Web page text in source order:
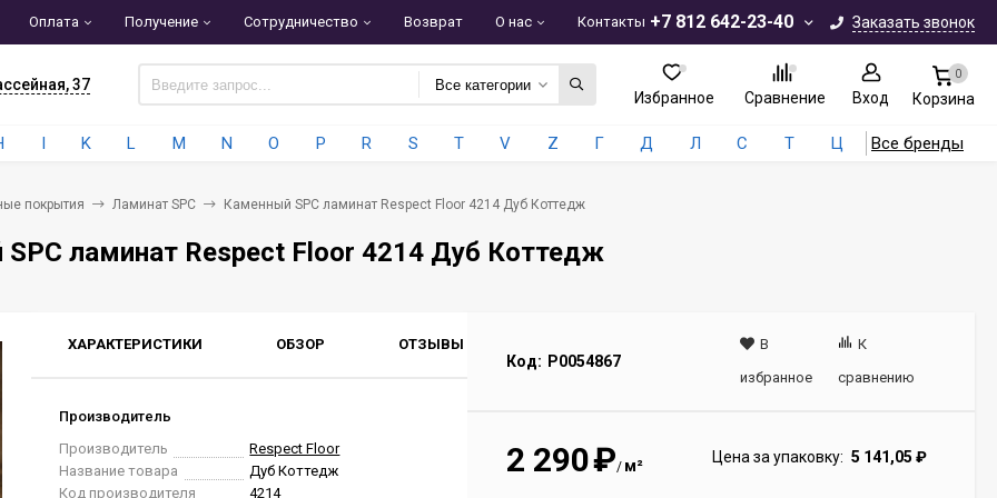
+7 812 642-23-40 Заказать звонок
Оплата Получение Сотрудничество Возврат О нас Контакты
37 Все категории
Избранное Сравнение Вход
0
Корзина
I K L M N O P R S T V Z Г Д Л С Т Ц Все бренды
покрытия Ламинат SPC Каменный SPC ламинат Respect Floor 4214 Дуб Коттедж
ламинат Respect Floor 4214 Дуб Коттедж
ХАРАКТЕРИСТИКИ ОБЗОР ОТЗЫВЫ
Производитель
Производитель
Respect Floor
Название товара
Дуб Коттедж
Код производителя
4214
Код: Р0054867
В
избранное
К
сравнению
2 290₽/ м² Цена за упаковку: 5 141,05 ₽